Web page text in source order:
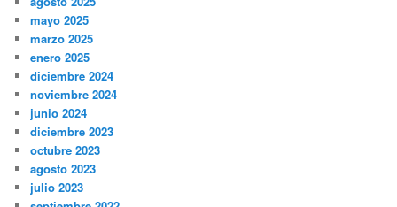
mayo 2025
marzo 2025
enero 2025
diciembre 2024
noviembre 2024
junio 2024
diciembre 2023
octubre 2023
agosto 2023
julio 2023